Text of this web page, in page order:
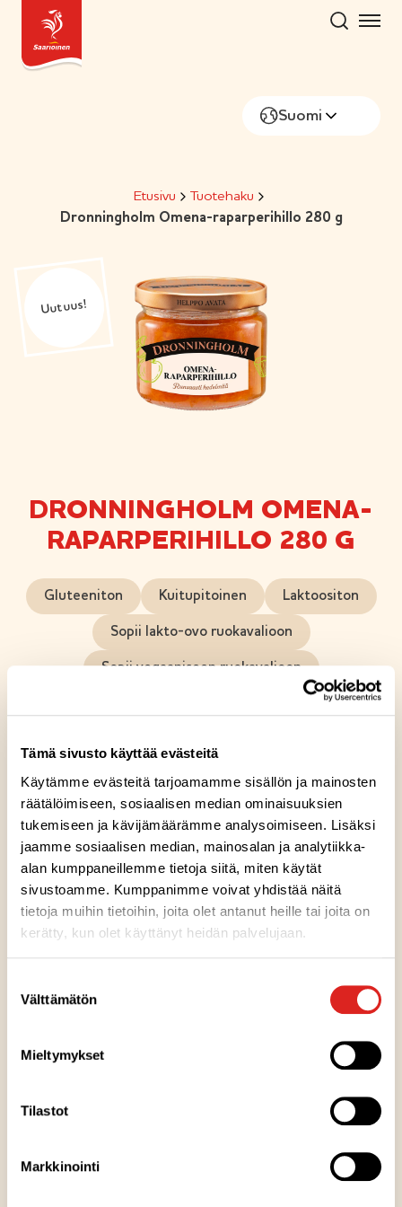
Tämä sivusto käyttää evästeitä
Käytämme evästeitä tarjoamamme sisällön ja mainosten
räätälöimiseen, sosiaalisen median ominaisuuksien
tukemiseen ja kävijämäärämme analysoimiseen. Lisäksi
jaamme sosiaalisen median, mainosalan ja analytiikka-
alan kumppaneillemme tietoja siitä, miten käytät
sivustoamme. Kumppanimme voivat yhdistää näitä
tietoja muihin tietoihin, joita olet antanut heille tai joita on
kerätty, kun olet käyttänyt heidän palvelujaan.
valinta
Välttämätön
Mieltymykset
Tilastot
Markkinointi
Hyppää
sisältöön
Suomi
Etusivu
Tuotehaku
Dronningholm Omena-raparperihillo 280 g
Uutuus!
DRONNINGHOLM OMENA-
RAPARPERIHILLO 280 G
Gluteeniton Kuitupitoinen Laktoositon
Sopii lakto-ovo ruokavalioon
Sopii vegaaniseen ruokavalioon
Omena-raparperihillo on runsashedelmäinen hillo,
täyteläinen, jossa hedelmän palat erottuvat
jokaisella lusikallisella. Sokeria on lisätty vain
maltillisesti korostamaan mehukkaiden
omenanpalojen ja kirpeän raparperin makua.
Herkuttele hillolla jäätelön kaverina tai tuo
hedelmäistä makunautintoa leipomuksiisi. Vain K-
kaupoista.